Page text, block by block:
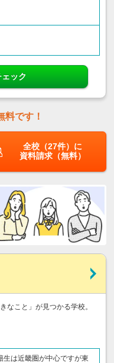
ック
料です！
全校（27件）に
資料請求（無料）
なこと」が見つかる学校。
生は近畿圏が中心ですが東